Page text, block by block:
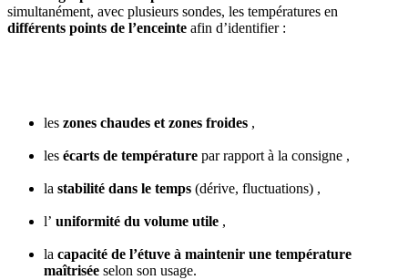
simultanément, avec plusieurs sondes, les températures en
différents points de l’enceinte afin d’identifier :
les zones chaudes et zones froides ,
les écarts de température par rapport à la consigne ,
la stabilité dans le temps (dérive, fluctuations) ,
l’ uniformité du volume utile ,
la capacité de l’étuve à maintenir une température
maîtrisée selon son usage.